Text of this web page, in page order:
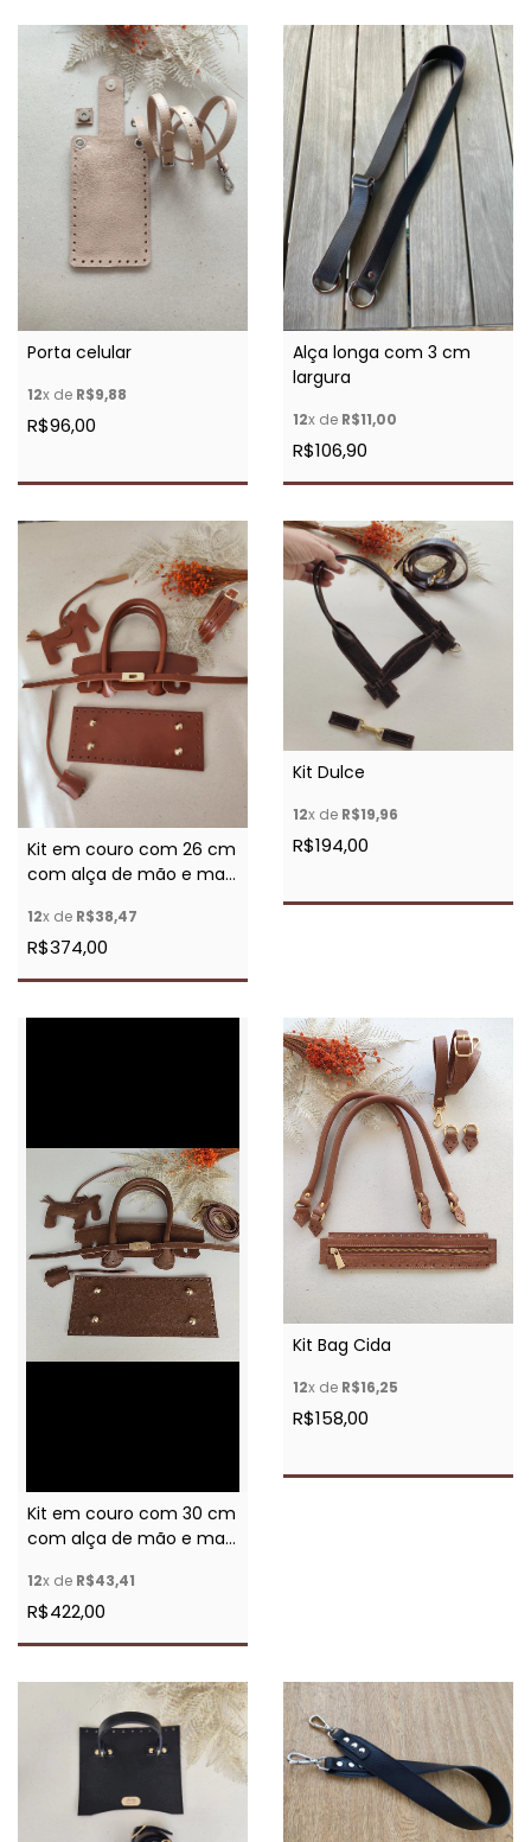
Porta celular
12x de R$9,88
R$96,00
Alça longa com 3 cm
largura
12x de R$11,00
R$106,90
Kit em couro com 26 cm
com alça de mão e mais
12x de R$38,47
R$374,00
Kit Dulce
12x de R$19,96
R$194,00
Kit em couro com 30 cm
com alça de mão e mais
12x de R$43,41
R$422,00
Kit Bag Cida
12x de R$16,25
R$158,00